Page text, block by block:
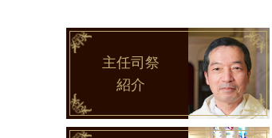
主任司祭
紹介